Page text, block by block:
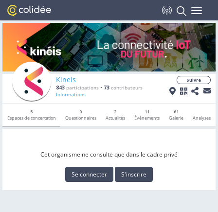
Toggle
Kineis
843 participations • 73 contributeurs
Informations
Suivre
5
Espaces de concertation
0
Questionnaires
2
Actualités
11
Évènements
61
Galerie
Analyses
Cet organisme ne consulte que dans le cadre privé
Se connecter S'inscrire